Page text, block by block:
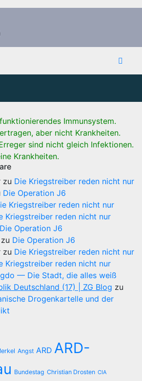
Immunsystem.
aber nicht Krankheiten.
sind nicht gleich Infektionen.
Krankheiten.
zu Die Kriegstreiber reden nicht nur
Die Operation J6
Kriegstreiber reden nicht nur
Kriegstreiber reden nicht nur
Die Operation J6
zu Die Operation J6
zu Die Kriegstreiber reden nicht nur
Kriegstreiber reden nicht nur
— Die Stadt, die alles weiß
Deutschland (17) | ZG Blog zu
Drogenkartelle und der
Angst ARD ARD-
Bundestag Christian Drosten CIA